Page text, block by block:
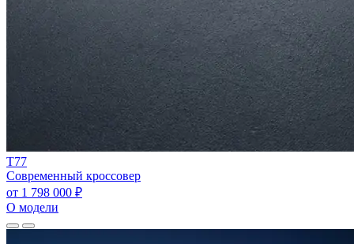
T77
Современный кроссовер
от 1 798 000 ₽
О модели